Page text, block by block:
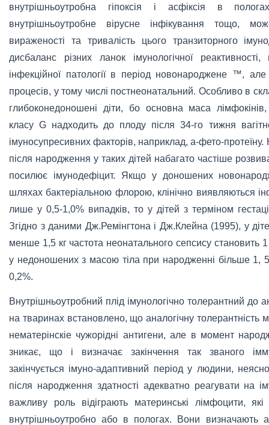
внутрішньоутробна гіпоксія і асфіксія в
внутрішньоутробне вірусне інфікування тощо,
вираженості та тривалість цього транзиторного
дисбаланс різних ланок імунологічної
інфекційної патології в період новонароджене ™, але
процесів, у тому числі постнеонатальний. Особливо в
глибоконедоношені діти, бо основна маса лімфокінів,
класу G надходить до плоду після 34-го тижня
імуносупресивних факторів, наприклад, а-фето-протеїну.
після народження у таких дітей набагато частіше
посилює імунодефіцит. Якщо у доношених
шляхах бактеріальною флорою, клінічно виявляються
лише у 0,5-1,0% випадків, то у дітей з терміном
Згідно з даними Дж.Ремінгтона і Дж.Клейна (1995), у
менше 1,5 кг частота неонатального сепсису становить
у недоношених з масою тіла при народженні більше 1,
0,2%.
Внутрішньоутробний плід імунологічно толерантний до
на тваринах встановлено, що аналогічну толерантність
нематерінскіе чужорідні антигени, але в момент
зникає, що і визначає закінчення так званого
закінчується імуно-адаптивний період у людини,
після народження здатності адекватно реагувати на
важливу роль відіграють материнські лімфоцити,
внутрішньоутробно або в пологах. Вони визначають